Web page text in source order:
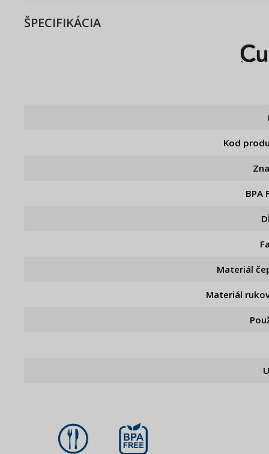
ŠPECIFIKÁCIA
Kod
BPA
Materiál
Materiál